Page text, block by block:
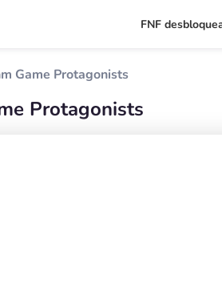
FNF
Game Protagonists
Protagonists